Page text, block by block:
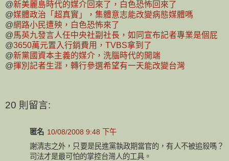
@新美麗島時代的媒介回來了，白色恐怖回來了
@媒體政治「超真實」，集體意志能改變病態媒體嗎
@網路小民遭殃，白色恐怖來了
@馬英九發言人任中央社副社長，如同宣布記者專業是個屁
@3650萬元置入行銷費用，TVBS拿到了
@新黨國資本主義的媒介，洗腦時代的開端
@揮別記者生涯，轉行參選希望有一天能改變台灣
20 則留言:
匿名 10/08/2008 9:48 下午
謝清志之外，只要是民進黨執政期當官的，有人不被追殺嗎？
司法才是最可怕的掌控台灣人的工具。